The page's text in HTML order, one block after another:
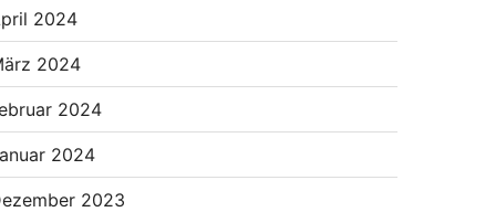
2024
2024
2024
2024
2023